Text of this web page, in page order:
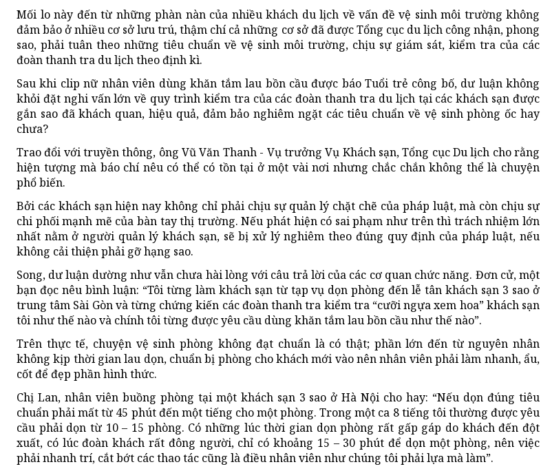
Mối lo này đến từ những phàn nàn của nhiều khách du lịch về vấn đề vệ sinh môi trường không
đảm bảo ở nhiều cơ sở lưu trú, thậm chí cả những cơ sở đã được Tổng cục du lịch công nhận, phong
sao, phải tuân theo những tiêu chuẩn về vệ sinh môi trường, chịu sự giám sát, kiểm tra của các
đoàn thanh tra du lịch theo định kì.
Sau khi clip nữ nhân viên dùng khăn tắm lau bồn cầu được báo Tuổi trẻ công bố, dư luận không
khỏi đặt nghi vấn lớn về quy trình kiểm tra của các đoàn thanh tra du lịch tại các khách sạn được
gắn sao đã khách quan, hiệu quả, đảm bảo nghiêm ngặt các tiêu chuẩn về vệ sinh phòng ốc hay
chưa?
Trao đổi với truyền thông, ông Vũ Văn Thanh - Vụ trưởng Vụ Khách sạn, Tổng cục Du lịch cho rằng
hiện tượng mà báo chí nêu có thể có tồn tại ở một vài nơi nhưng chắc chắn không thể là chuyện
phổ biến.
Bởi các khách sạn hiện nay không chỉ phải chịu sự quản lý chặt chẽ của pháp luật, mà còn chịu sự
chi phối mạnh mẽ của bàn tay thị trường. Nếu phát hiện có sai phạm như trên thì trách nhiệm lớn
nhất nằm ở người quản lý khách sạn, sẽ bị xử lý nghiêm theo đúng quy định của pháp luật, nếu
không cải thiện phải gỡ hạng sao.
Song, dư luận dường như vẫn chưa hài lòng với câu trả lời của các cơ quan chức năng. Đơn cử, một
bạn đọc nêu bình luận: “Tôi từng làm khách sạn từ tạp vụ dọn phòng đến lễ tân khách sạn 3 sao ở
trung tâm Sài Gòn và từng chứng kiến các đoàn thanh tra kiểm tra “cưỡi ngựa xem hoa” khách sạn
tôi như thế nào và chính tôi từng được yêu cầu dùng khăn tắm lau bồn cầu như thế nào”.
Trên thực tế, chuyện vệ sinh phòng không đạt chuẩn là có thật; phần lớn đến từ nguyên nhân
không kịp thời gian lau dọn, chuẩn bị phòng cho khách mới vào nên nhân viên phải làm nhanh, ẩu,
cốt để đẹp phần hình thức.
Chị Lan, nhân viên buồng phòng tại một khách sạn 3 sao ở Hà Nội cho hay: “Nếu dọn đúng tiêu
chuẩn phải mất từ 45 phút đến một tiếng cho một phòng. Trong một ca 8 tiếng tôi thường được yêu
cầu phải dọn từ 10 – 15 phòng. Có những lúc thời gian dọn phòng rất gấp gáp do khách đến đột
xuất, có lúc đoàn khách rất đông người, chỉ có khoảng 15 – 30 phút để dọn một phòng, nên việc
phải nhanh trí, cắt bớt các thao tác cũng là điều nhân viên như chúng tôi phải lựa mà làm”.